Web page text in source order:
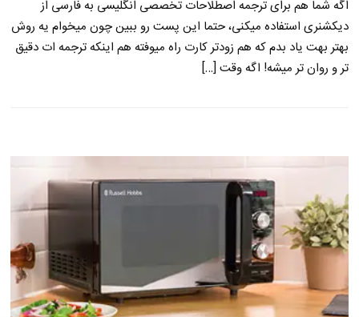
اگه شما هم برای ترجمه اصطلاحات تخصصی انگلیسی به فارسی از
دیکشنری استفاده میکنی، حتما این پست رو ببین چون میخوام یه روش
بهتر بهت یاد بدم که هم زودتر کارت راه میوفته هم اینکه ترجمه ات دقیق
تر و روان تر میشه! اگه وقت […]